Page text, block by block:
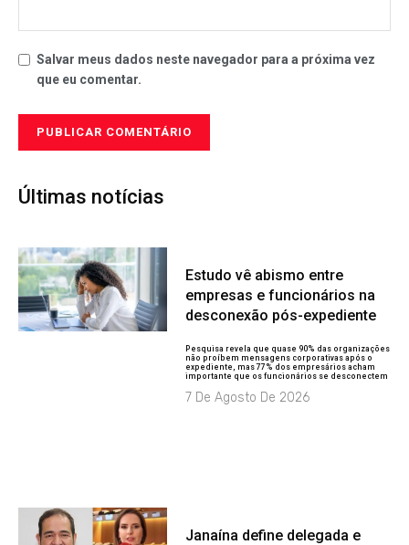
Salvar meus dados neste navegador para a próxima vez
que eu comentar.
Últimas notícias
Estudo vê abismo entre
empresas e funcionários na
desconexão pós-expediente
Pesquisa revela que quase 90% das organizações
não proíbem mensagens corporativas após o
expediente, mas 77% dos empresários acham
importante que os funcionários se desconectem
7 De Agosto De 2026
Janaína define delegada e